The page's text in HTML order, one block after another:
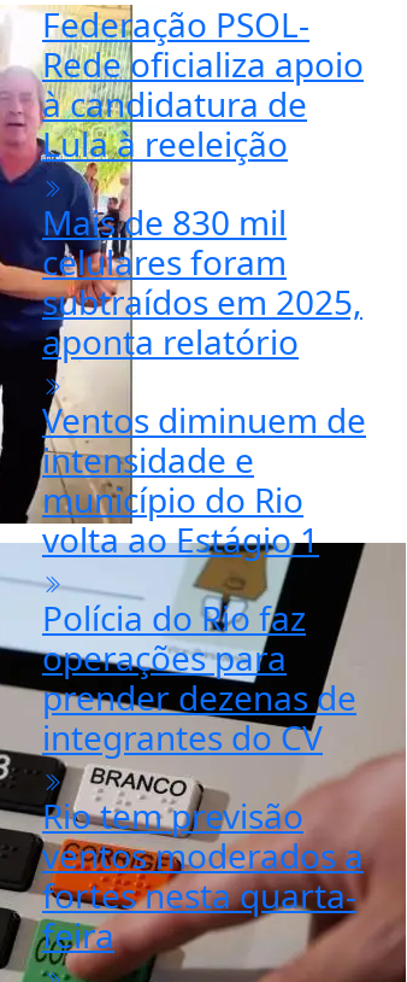
Federação PSOL-
Rede oficializa apoio
à candidatura de
Lula à reeleição
Mais de 830 mil
celulares foram
subtraídos em 2025,
aponta relatório
Ventos diminuem de
intensidade e
município do Rio
volta ao Estágio 1
Polícia do Rio faz
operações para
prender dezenas de
integrantes do CV
Rio tem previsão
ventos moderados a
fortes nesta quarta-
feira